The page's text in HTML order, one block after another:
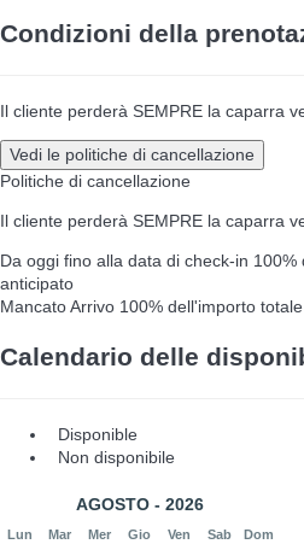
Condizioni della
Il cliente perderà SEMPRE la caparra
Vedi le politiche di cancellazione
Politiche di cancellazione
Il cliente perderà SEMPRE la caparra
Da oggi fino alla data di check-in 100%
anticipato
Mancato Arrivo 100% dell'importo
Calendario delle
Disponible
Non disponibile
AGOSTO - 2026
Lun Mar Mer Gio Ven Sab Dom